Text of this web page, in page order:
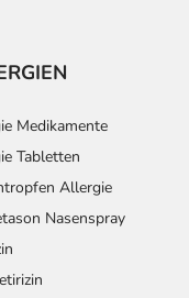
Medikamente
Tabletten
Allergie
Nasenspray